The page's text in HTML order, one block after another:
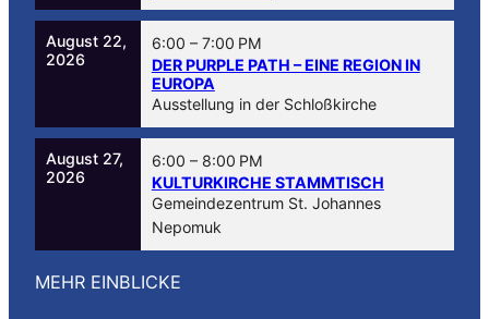
August 22,
2026
6:00 –7:00 PM
DER PURPLE PATH – EINE REGION IN
EUROPA
Ausstellung in der Schloßkirche
August 27,
2026
6:00 –8:00 PM
KULTURKIRCHE STAMMTISCH
Gemeindezentrum St. Johannes
Nepomuk
MEHR EINBLICKE